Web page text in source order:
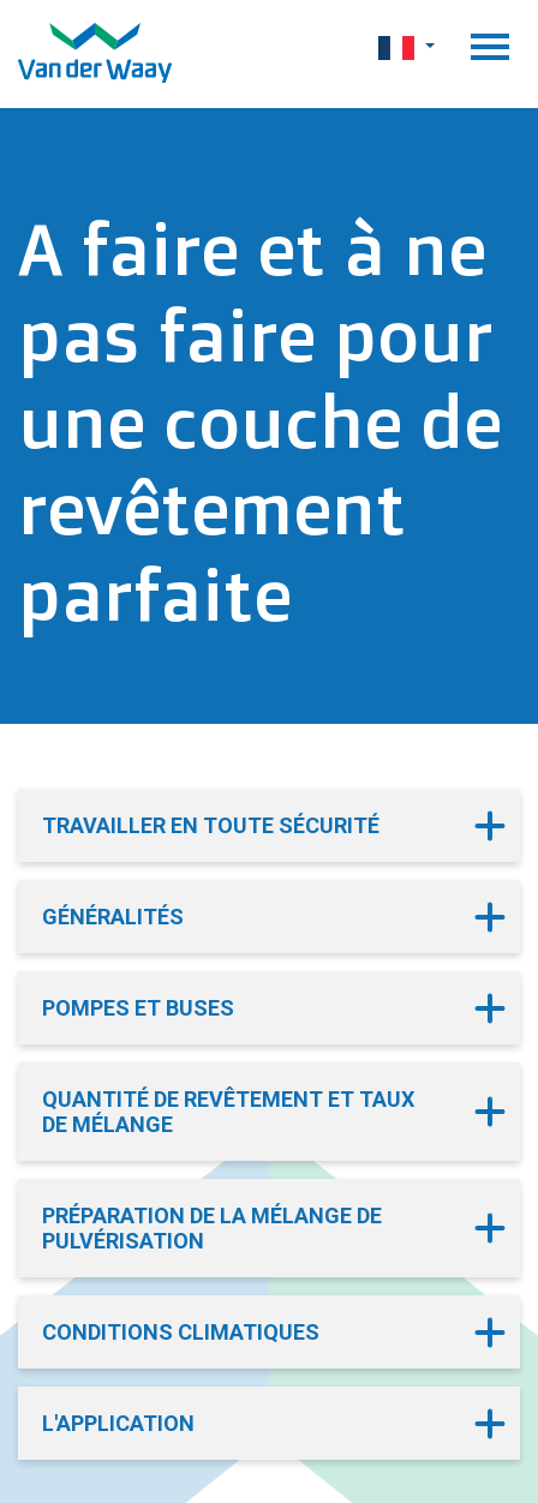
A faire et à ne
pas faire pour
une couche de
revêtement
parfaite
TRAVAILLER EN TOUTE SÉCURITÉ
GÉNÉRALITÉS
POMPES ET BUSES
QUANTITÉ DE REVÊTEMENT ET TAUX
DE MÉLANGE
PRÉPARATION DE LA MÉLANGE DE
PULVÉRISATION
CONDITIONS CLIMATIQUES
L'APPLICATION